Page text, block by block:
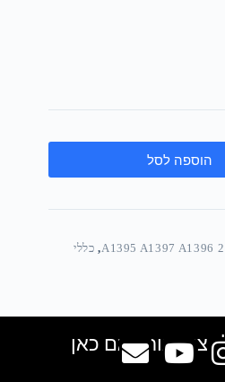
הוספה לסל
, כללי
אותנו גם כאן